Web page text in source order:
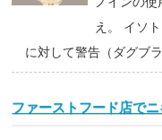
え。 イソ
に対して警告（ダグブ
ファーストフード店で